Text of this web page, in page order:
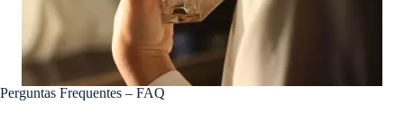
Perguntas Frequentes – FAQ